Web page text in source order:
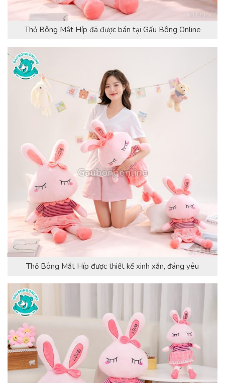
Thỏ Bông Mắt Híp đã được bán tại Gấu Bông Online
Thỏ Bông Mắt Híp được thiết kế xinh xắn, đáng yêu